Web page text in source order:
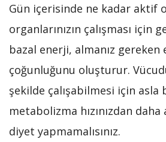
Gün içerisinde ne kadar aktif
organlarınızın çalışması için
bazal enerji, almanız
çoğunluğunu oluşturur.
şekilde çalışabilmesi için asla
metabolizma hızınızdan
diyet yapmamalısınız.